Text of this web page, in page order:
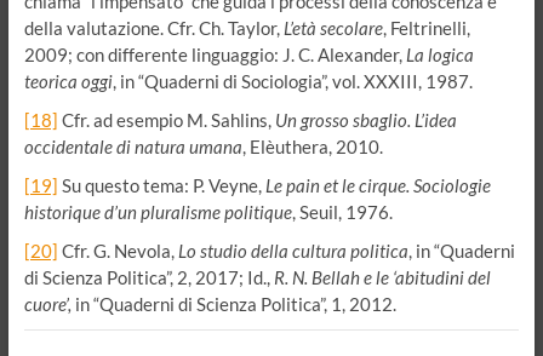
della valutazione. Cfr. Ch. Taylor, L’età secolare, Feltrinelli,
2009; con differente linguaggio: J. C. Alexander, La logica
teorica oggi, in “Quaderni di Sociologia”, vol. XXXIII, 1987.
[18] Cfr. ad esempio M. Sahlins, Un grosso sbaglio. L’idea
occidentale di natura umana, Elèuthera, 2010.
[19] Su questo tema: P. Veyne, Le pain et le cirque. Sociologie
historique d’un pluralisme politique, Seuil, 1976.
[20] Cfr. G. Nevola, Lo studio della cultura politica, in “Quaderni
di Scienza Politica”, 2, 2017; Id., R. N. Bellah e le ‘abitudini del
cuore’, in “Quaderni di Scienza Politica”, 1, 2012.